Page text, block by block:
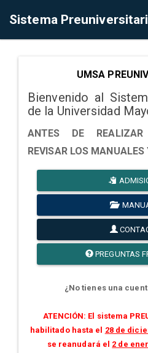
Sistema
UMSA
Bienvenido al
de la Universidad
ANTES DE REALIZAR
REVISAR LOS MANUALES
PREGUNTAS
¿No tienes una
ATENCIÓN: El sistema
habilitado hasta el 28 de
se reanudará el 2 de